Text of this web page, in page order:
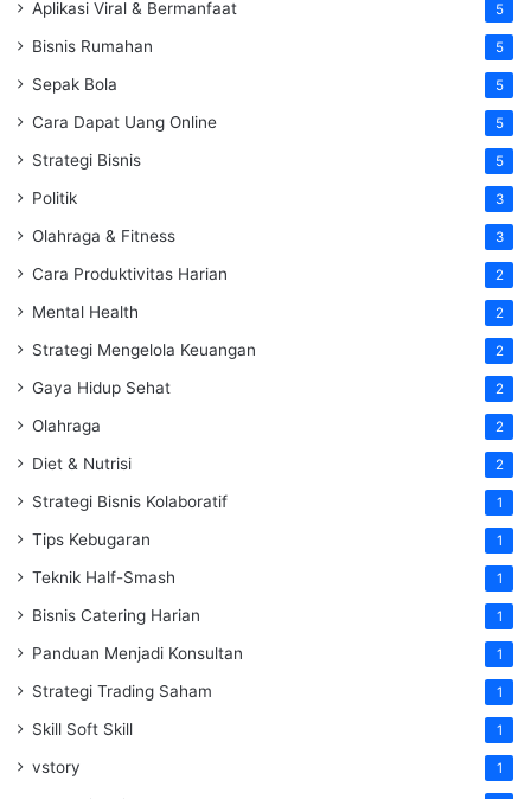
Aplikasi Viral & Bermanfaat 5
Bisnis Rumahan 5
Sepak Bola 5
Cara Dapat Uang Online 5
Strategi Bisnis 5
Politik 3
Olahraga & Fitness 3
Cara Produktivitas Harian 2
Mental Health 2
Strategi Mengelola Keuangan 2
Gaya Hidup Sehat 2
Olahraga 2
Diet & Nutrisi 2
Strategi Bisnis Kolaboratif 1
Tips Kebugaran 1
Teknik Half-Smash 1
Bisnis Catering Harian 1
Panduan Menjadi Konsultan 1
Strategi Trading Saham 1
Skill Soft Skill 1
vstory 1